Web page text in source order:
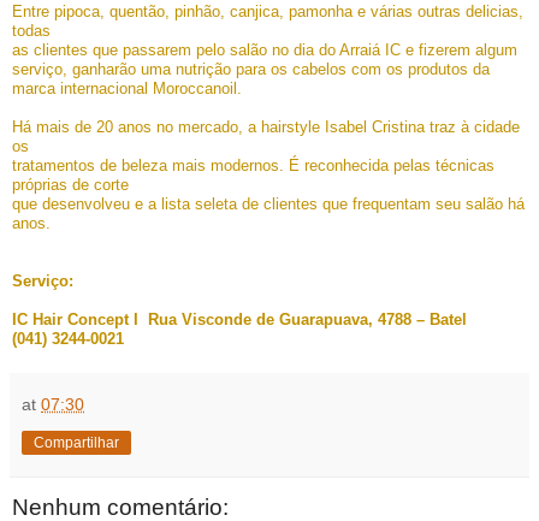
Entre pipoca, quentão, pinhão, canjica, pamonha e várias outras delicias,
todas
as clientes que passarem pelo salão no dia do Arraiá IC e fizerem algum
serviço, ganharão uma nutrição para os cabelos com os produtos da
marca internacional Moroccanoil.
Há mais de 20 anos no mercado, a hairstyle Isabel Cristina traz à cidade
os
tratamentos de beleza mais modernos. É reconhecida pelas técnicas
próprias de corte
que desenvolveu e a lista seleta de clientes que frequentam seu salão há
anos.
Serviço:
IC Hair Concept I Rua Visconde de Guarapuava, 4788 – Batel
(041) 3244-0021
at 07:30
Compartilhar
Nenhum comentário: